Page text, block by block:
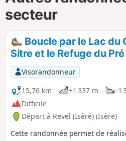
secteur
Boucle par le Lac du
Sitre et le Refuge du
Visorandonneur
15,76 km
+1 337 m -1
Difficile
Départ à Revel (Isère) (Isère)
Cette randonnée permet de